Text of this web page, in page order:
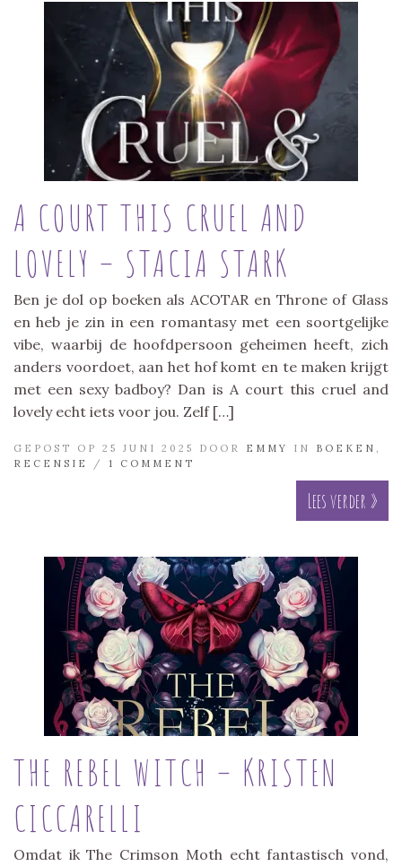
A COURT THIS CRUEL AND
LOVELY – STACIA STARK
Ben je dol op boeken als ACOTAR en Throne of Glass
en heb je zin in een romantasy met een soortgelijke
vibe, waarbij de hoofdpersoon geheimen heeft, zich
anders voordoet, aan het hof komt en te maken krijgt
met een sexy badboy? Dan is A court this cruel and
lovely echt iets voor jou. Zelf […]
GEPOST OP 25 JUNI 2025 DOOR EMMY IN BOEKEN ,
RECENSIE
/ 1 COMMENT
Lees verder »
THE REBEL WITCH – KRISTEN
CICCARELLI
Omdat ik The Crimson Moth echt fantastisch vond,